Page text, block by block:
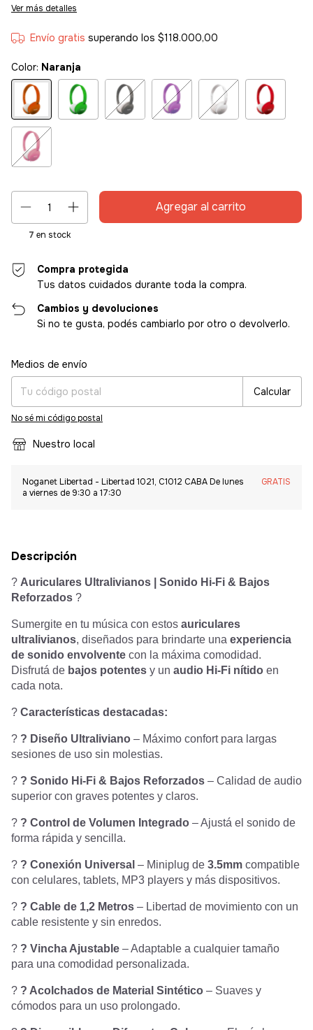
Ver más detalles
Envío gratis superando los $118.000,00
Color: Naranja
7 en stock
Compra protegida
Tus datos cuidados durante toda la compra.
Cambios y devoluciones
Si no te gusta, podés cambiarlo por otro o devolverlo.
Entregas para el CP:
Medios de envío
Calcular
No sé mi código postal
Nuestro local
Noganet Libertad - Libertad 1021, C1012 CABA De lunes
a viernes de 9:30 a 17:30
GRATIS
Descripción
? Auriculares Ultralivianos | Sonido Hi-Fi & Bajos
Reforzados ?
Sumergite en tu música con estos auriculares
ultralivianos, diseñados para brindarte una experiencia
de sonido envolvente con la máxima comodidad.
Disfrutá de bajos potentes y un audio Hi-Fi nítido en
cada nota.
? Características destacadas:
? ? Diseño Ultraliviano – Máximo confort para largas
sesiones de uso sin molestias.
? ? Sonido Hi-Fi & Bajos Reforzados – Calidad de audio
superior con graves potentes y claros.
? ? Control de Volumen Integrado – Ajustá el sonido de
forma rápida y sencilla.
? ? Conexión Universal – Miniplug de 3.5mm compatible
con celulares, tablets, MP3 players y más dispositivos.
? ? Cable de 1,2 Metros – Libertad de movimiento con un
cable resistente y sin enredos.
? ? Vincha Ajustable – Adaptable a cualquier tamaño
para una comodidad personalizada.
? ? Acolchados de Material Sintético – Suaves y
cómodos para un uso prolongado.